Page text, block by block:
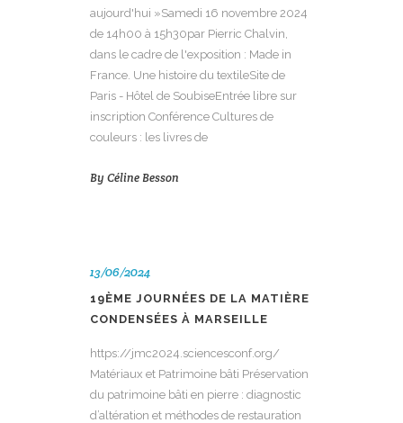
aujourd'hui »Samedi 16 novembre 2024
de 14h00 à 15h30par Pierric Chalvin,
dans le cadre de l'exposition : Made in
France. Une histoire du textileSite de
Paris - Hôtel de SoubiseEntrée libre sur
inscription Conférence Cultures de
couleurs : les livres de
By Céline Besson
13/06/2024
19ÈME JOURNÉES DE LA MATIÈRE
CONDENSÉES À MARSEILLE
https://jmc2024.sciencesconf.org/
Matériaux et Patrimoine bâti Préservation
du patrimoine bâti en pierre : diagnostic
d’altération et méthodes de restauration